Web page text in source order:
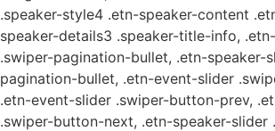
.speaker-style4 .etn-speaker-content
speaker-details3 .speaker-title-info,
.swiper-pagination-bullet, .etn-speaker-
pagination-bullet, .etn-event-slider
.etn-event-slider .swiper-button-prev,
.swiper-button-next, .etn-speaker-slider